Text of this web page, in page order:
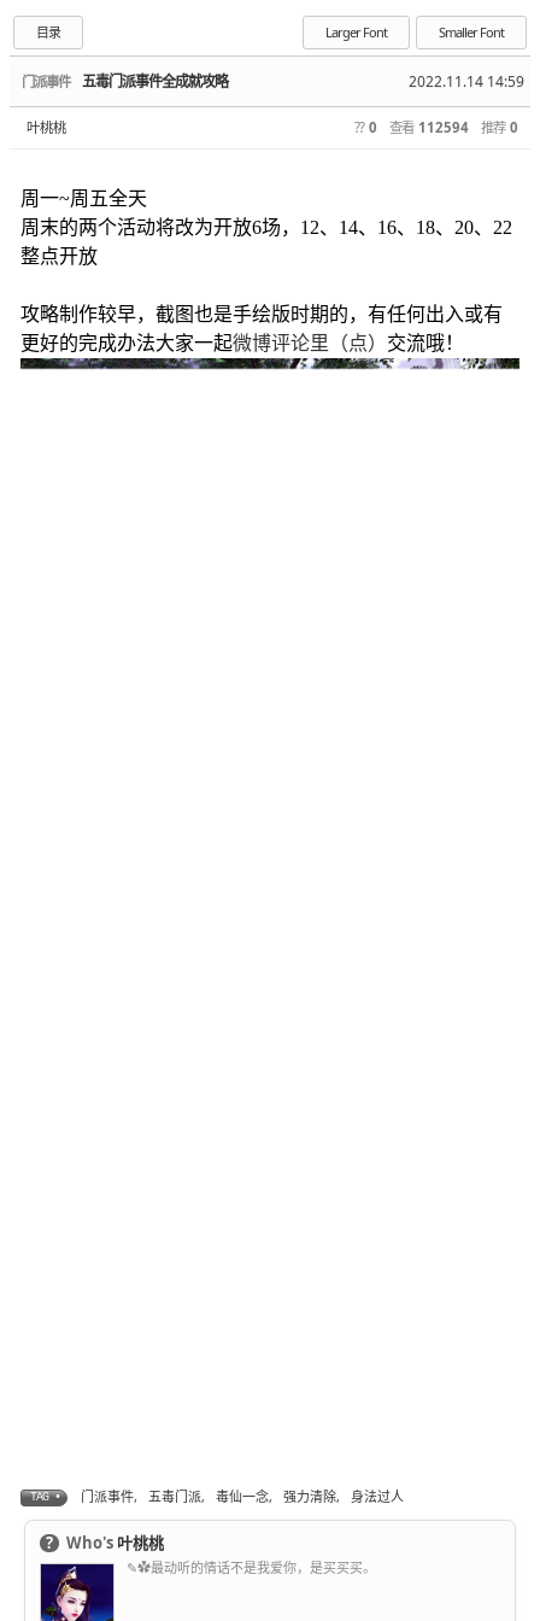
目录 Larger Font Smaller Font
门派事件 2022.11.14 14:59
五毒门派事件全成就攻略
叶桃桃 ?? 0 查看 112594 推荐 0
周一~周五全天
周末的两个活动将改为开放6场，12、14、16、18、20、22
整点开放
攻略制作较早，截图也是手绘版时期的，有任何出入或有
更好的完成办法大家一起微博评论里（点） 交流哦！
TAG • 门派事件, 五毒门派, 毒仙一念, 强力清除, 身法过人
? Who's 叶桃桃
✎✿最动听的情话不是我爱你，是买买买。